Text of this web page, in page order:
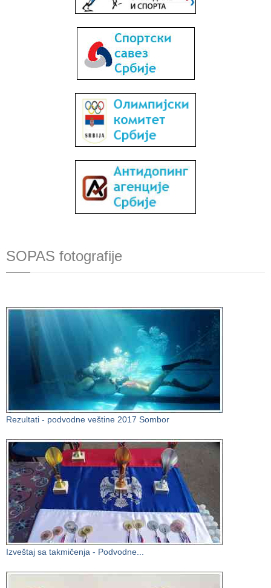
SOPAS fotografije
Rezultati - podvodne veštine 2017 Sombor
Izveštaj sa takmičenja - Podvodne...